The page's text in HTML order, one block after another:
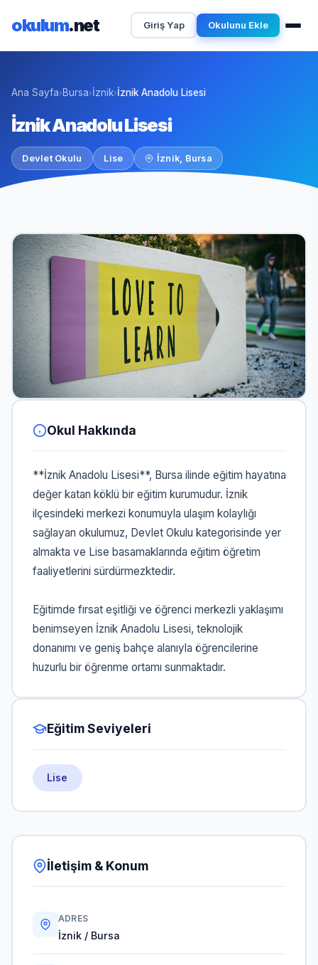
okulum.net Giriş Yap Okulunu Ekle
Ana Sayfa› Bursa›İznik›İznik Anadolu Lisesi
İznik Anadolu Lisesi
Devlet Okulu Lise İznik, Bursa
Okul Hakkında
**İznik Anadolu Lisesi**, Bursa ilinde eğitim hayatına
değer katan köklü bir eğitim kurumudur. İznik
ilçesindeki merkezi konumuyla ulaşım kolaylığı
sağlayan okulumuz, Devlet Okulu kategorisinde yer
almakta ve Lise basamaklarında eğitim öğretim
faaliyetlerini sürdürmezktedir.
Eğitimde fırsat eşitliği ve öğrenci merkezli yaklaşımı
benimseyen İznik Anadolu Lisesi, teknolojik
donanımı ve geniş bahçe alanıyla öğrencilerine
huzurlu bir öğrenme ortamı sunmaktadır.
Eğitim Seviyeleri
Lise
İletişim & Konum
ADRES
İznik / Bursa